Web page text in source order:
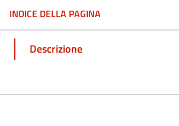
INDICE DELLA PAGINA
Descrizione